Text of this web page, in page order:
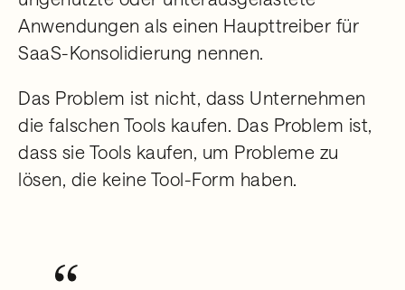
Anwendungen als einen Haupttreiber für
SaaS-Konsolidierung nennen.
Das Problem ist nicht, dass Unternehmen
die falschen Tools kaufen. Das Problem ist,
dass sie Tools kaufen, um Probleme zu
lösen, die keine Tool-Form haben.